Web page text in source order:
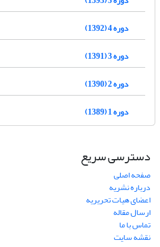
دوره 4 (1392)
دوره 3 (1391)
دوره 2 (1390)
دوره 1 (1389)
دسترسی سریع
صفحه اصلی
درباره نشریه
اعضای هیات تحریریه
ارسال مقاله
تماس با ما
نقشه سایت